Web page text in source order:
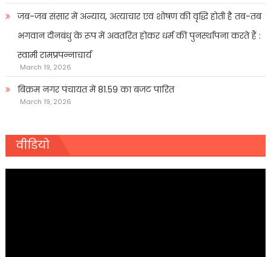
जब-जब संसार में अन्याय, अत्याचार एवं शोषण की वृद्धि होती है तब-तब
भगवान दीनबंधु के रूप में अवतरित होकर धर्म की पुनर्स्थापना करते हैं :
स्वामी रामप्रपन्नाचार्य
March 19, 2026
बिक्रम नगर पंचायत में 81.59 का बजट पारित
March 19, 2026
वीडियो